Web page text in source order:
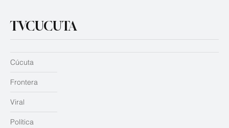
TVCUCUTA
Cúcuta
Frontera
Viral
Política